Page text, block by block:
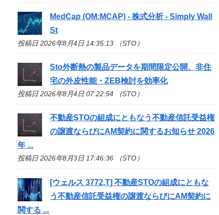
MedCap (OM:MCAP) - 株式分析 - Simply Wall
St
投稿日 2026年8月4日 14:35:13 （STO）
Sto外断熱の製品データを期間限定公開、非住
宅の外皮性能・ZEB検討を効率化
投稿日 2026年8月4日 07:22:54 （STO）
不動産STOの組成にともなう不動産信託受益権
の譲渡ならびにAM契約に関するお知らせ 2026
年 ...
投稿日 2026年8月3日 17:46:36 （STO）
[ウェルス 3772.T] 不動産STOの組成にともな
う不動産信託受益権の譲渡ならびにAM契約に
関する ...